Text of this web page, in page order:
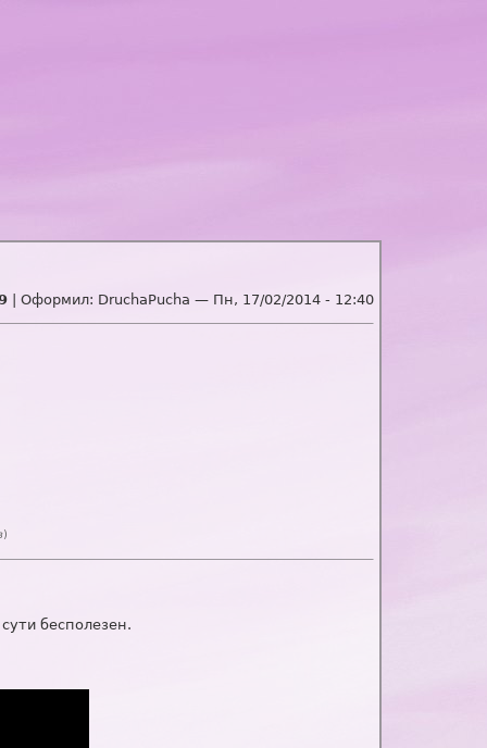
| Оформил: DruchaPucha — Пн, 17/02/2014 - 12:40
)
бесполезен.